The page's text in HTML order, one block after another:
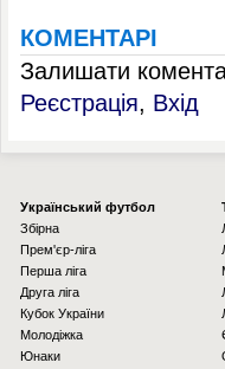
КОМЕНТАРІ
Залишати
Реєстрація, Вхід
Українcький футбол
Збірна
Прем'єр-ліга
Перша ліга
Друга ліга
Кубок України
Молодіжка
Юнаки